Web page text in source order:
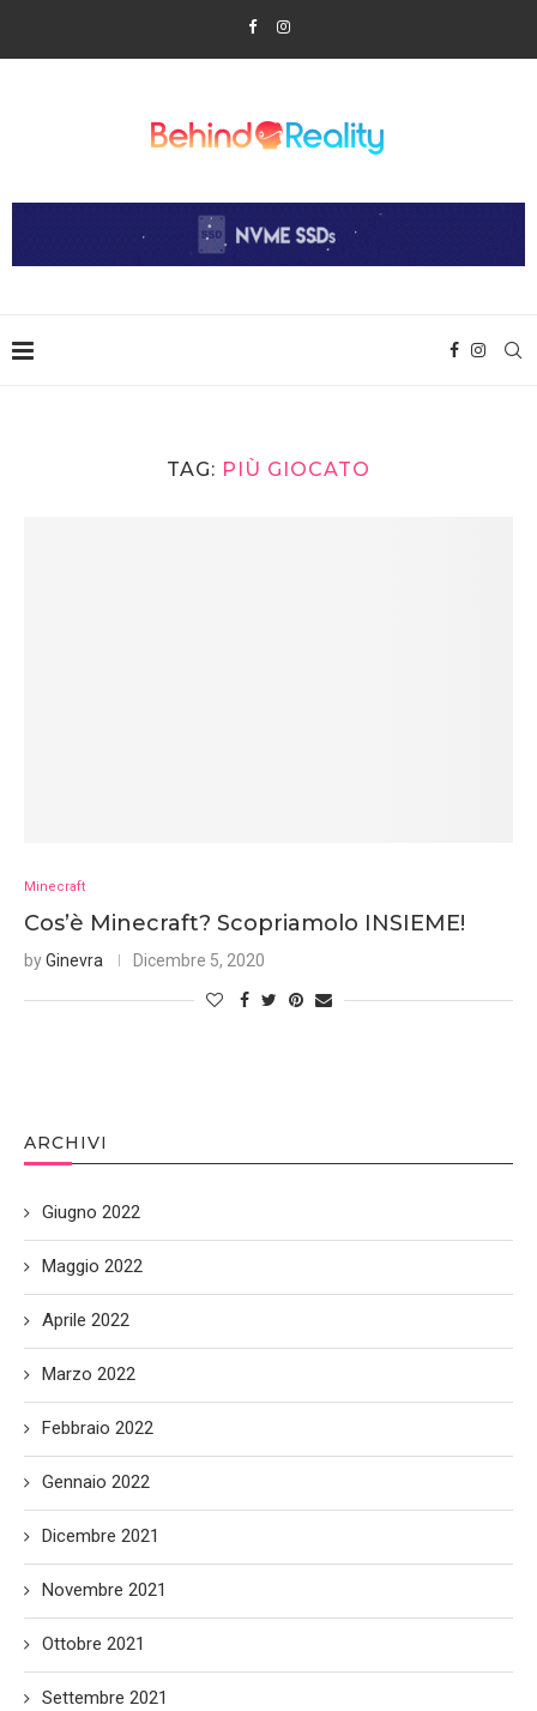
TAG: PIÙ GIOCATO
Minecraft
Cos’è Minecraft? Scopriamolo INSIEME!
byGinevra Dicembre 5, 2020
ARCHIVI
Giugno 2022
Maggio 2022
Aprile 2022
Marzo 2022
Febbraio 2022
Gennaio 2022
Dicembre 2021
Novembre 2021
Ottobre 2021
Settembre 2021